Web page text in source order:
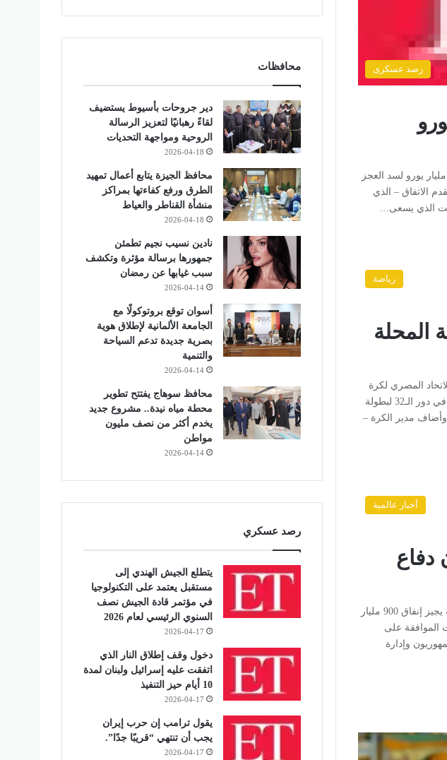
رصد عسكرى
90 مليار يورو
رأي الأمة توصل زعماء الاتحاد الأوروبي، الجمعة، إلى اتفاق يقضي بمنح أوكرانيا قرضا بقيمة 90 مليار يورو لسد العجز
الاتفاق – الذي
الذي يسعى…
رياضة
المحلة
المصري لكرة
القدم خلال الساعات القليلة الماضية، تطلب فيه تأجيل مباراة الفريق الأول لكرة القدم أمام بلدية المحلة في دور الـ32 لبطولة
العرب. وأضاف مدير الكرة –
أخبار عالمية
دفاع
القاهرة: رأي الأمة صوت مجلس النواب الأمريكي بالموافقة على مشروع قانون شامل للسياسة الدفاعية يجيز إنفاق 900 مليار
الموافقة على
الجمهوريون وإدارة
محافظات
دير جروحات بأسيوط يستضيف
لقاءً رهبانيًا لتعزيز الرسالة
الروحية ومواجهة التحديات
2026-04-18
محافظ الجيزة يتابع أعمال تمهيد
الطرق ورفع كفاءتها بمراكز
منشأة القناطر والعياط
2026-04-18
نادين نسيب نجيم تطمئن
جمهورها برسالة مؤثرة وتكشف
سبب غيابها عن رمضان
2026-04-14
أسوان توقع بروتوكولًا مع
الجامعة الألمانية لإطلاق هوية
بصرية جديدة تدعم السياحة
والتنمية
2026-04-14
محافظ سوهاج يفتتح تطوير
محطة مياه نيدة.. مشروع جديد
يخدم أكثر من نصف مليون
مواطن
2026-04-14
رصد عسكري
يتطلع الجيش الهندي إلى
مستقبل يعتمد على التكنولوجيا
في مؤتمر قادة الجيش نصف
السنوي الرئيسي لعام 2026
2026-04-17
دخول وقف إطلاق النار الذي
اتفقت عليه إسرائيل ولبنان لمدة
10 أيام حيز التنفيذ
2026-04-17
يقول ترامب إن حرب إيران
يجب أن تنتهي “قريبًا جدًا”.
2026-04-17